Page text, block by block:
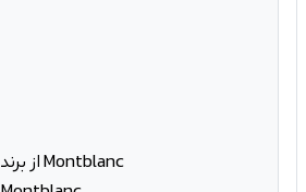
Legend Spirit از برند Montblanc